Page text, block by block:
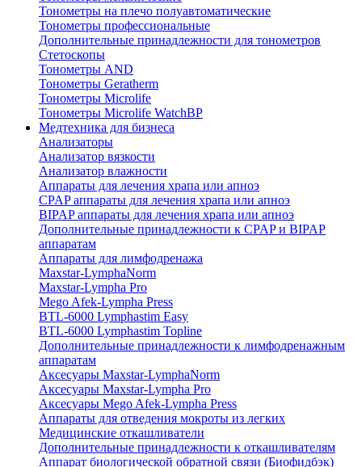
Тонометры на плечо полуавтоматические
Тонометры профессиональные
Дополнительные принадлежности для тонометров
Стетоскопы
Тонометры AND
Тонометры Geratherm
Тонометры Microlife
Тонометры Microlife WatchBP
Медтехника для бизнеса
Анализаторы
Анализатор вязкости
Анализатор влажности
Аппараты для лечения храпа или апноэ
CPAP аппараты для лечения храпа или апноэ
BIPAP аппараты для лечения храпа или апноэ
Дополнительные принадлежности к CPAP и BIPAP
аппаратам
Аппараты для лимфодренажа
Maxstar-LymphaNorm
Maxstar-Lympha Pro
Mego Afek-Lympha Press
BTL-6000 Lymphastim Easy
BTL-6000 Lymphastim Topline
Дополнительные принадлежности к лимфодренажным
аппаратам
Аксесуары Maxstar-LymphaNorm
Аксесуары Maxstar-Lympha Pro
Аксесуары Mego Afek-Lympha Press
Аппараты для отведения мокроты из легких
Медицинские откашливатели
Дополнительные принадлежности к откашливателям
Аппарат биологической обратной связи (Биофидбэк)